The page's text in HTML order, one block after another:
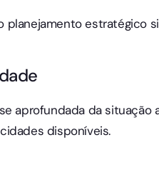
planejamento estratégico
aprofundada da
disponíveis.